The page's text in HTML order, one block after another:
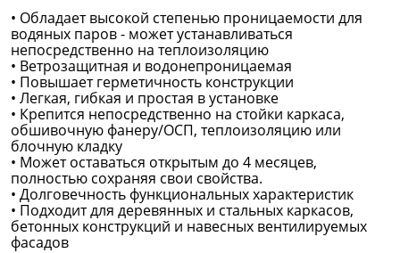
• Обладает высокой степенью проницаемости для
водяных паров - может устанавливаться
непосредственно на теплоизоляцию
• Ветрозащитная и водонепроницаемая
• Повышает герметичность конструкции
• Легкая, гибкая и простая в установке
• Крепится непосредственно на стойки каркаса,
обшивочную фанеру/ОСП, теплоизоляцию или
блочную кладку
• Может оставаться открытым до 4 месяцев,
полностью сохраняя свои свойства.
• Долговечность функциональных характеристик
• Подходит для деревянных и стальных каркасов,
бетонных конструкций и навесных вентилируемых
фасадов